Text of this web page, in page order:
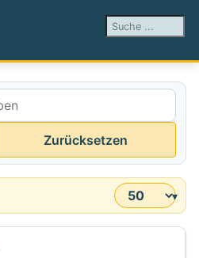
Suchen ...
Zurücksetzen